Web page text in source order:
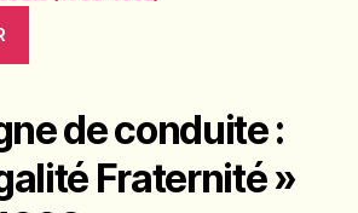
de conduite :
Fraternité »